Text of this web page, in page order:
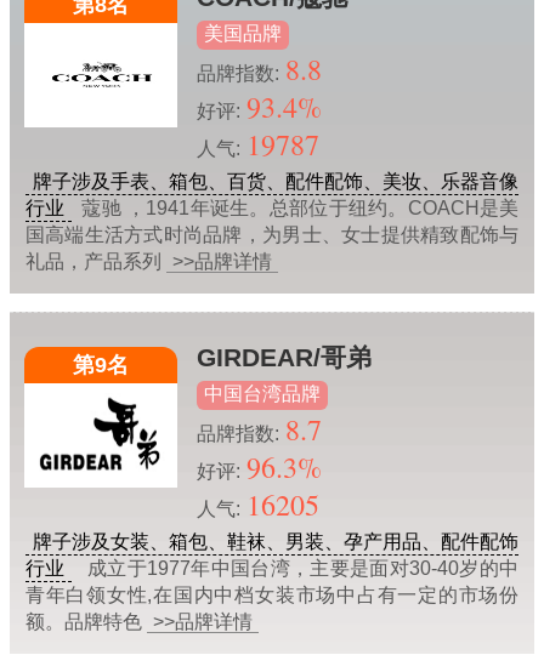
第8名
美国品牌
品牌指数: 8.8
好评: 93.4%
人气: 19787
牌子涉及手表、箱包、百货、配件配饰、美妆、乐器音像
行业
蔻驰 ，1941年诞生。总部位于纽约。COACH是美
国高端生活方式时尚品牌，为男士、女士提供精致配饰与
礼品，产品系列
>>品牌详情
第9名 GIRDEAR/哥弟
中国台湾品牌
品牌指数: 8.7
好评: 96.3%
人气: 16205
牌子涉及女装、箱包、鞋袜、男装、孕产用品、配件配饰
行业
成立于1977年中国台湾，主要是面对30-40岁的中
青年白领女性,在国内中档女装市场中占有一定的市场份
额。品牌特色 >>品牌详情